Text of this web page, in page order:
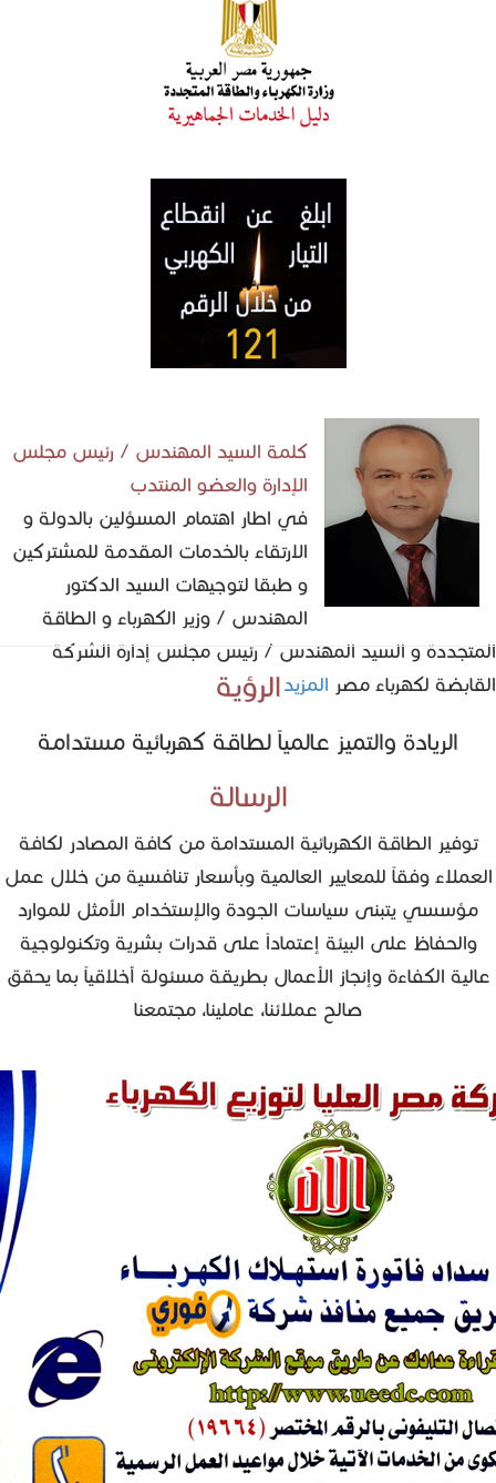
كلمة السيد المهندس / رئيس مجلس
الإدارة والعضو المنتدب
في اطار اهتمام المسؤلين بالدولة و
الارتقاء بالخدمات المقدمة للمشتركين
و طبقا لتوجيهات السيد الدكتور
المهندس / وزير الكهرباء و الطاقة
المتجددة و السيد المهندس / رئيس مجلس إدارة الشركة
القابضة لكهرباء مصر المزيدالرؤية
الريادة والتميز عالمياً لطاقة كهربائية مستدامة
الرسالة
توفير الطاقة الكهربائية المستدامة من كافة المصادر لكافة
العملاء وفقاً للمعايير العالمية وبأسعار تنافسية من خلال عمل
مؤسسي يتبنى سياسات الجودة والإستخدام الأمثل للموارد
والحفاظ على البيئة إعتماداً على قدرات بشرية وتكنولوجية
عالية الكفاءة وإنجاز الأعمال بطريقة مسئولة أخلاقياً بما يحقق
صالح عملائنا، عاملينا، مجتمعنا